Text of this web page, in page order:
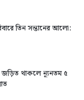
তিন সন্তানের আলো:
জড়িত থাকলে ন্যূনতম ৫